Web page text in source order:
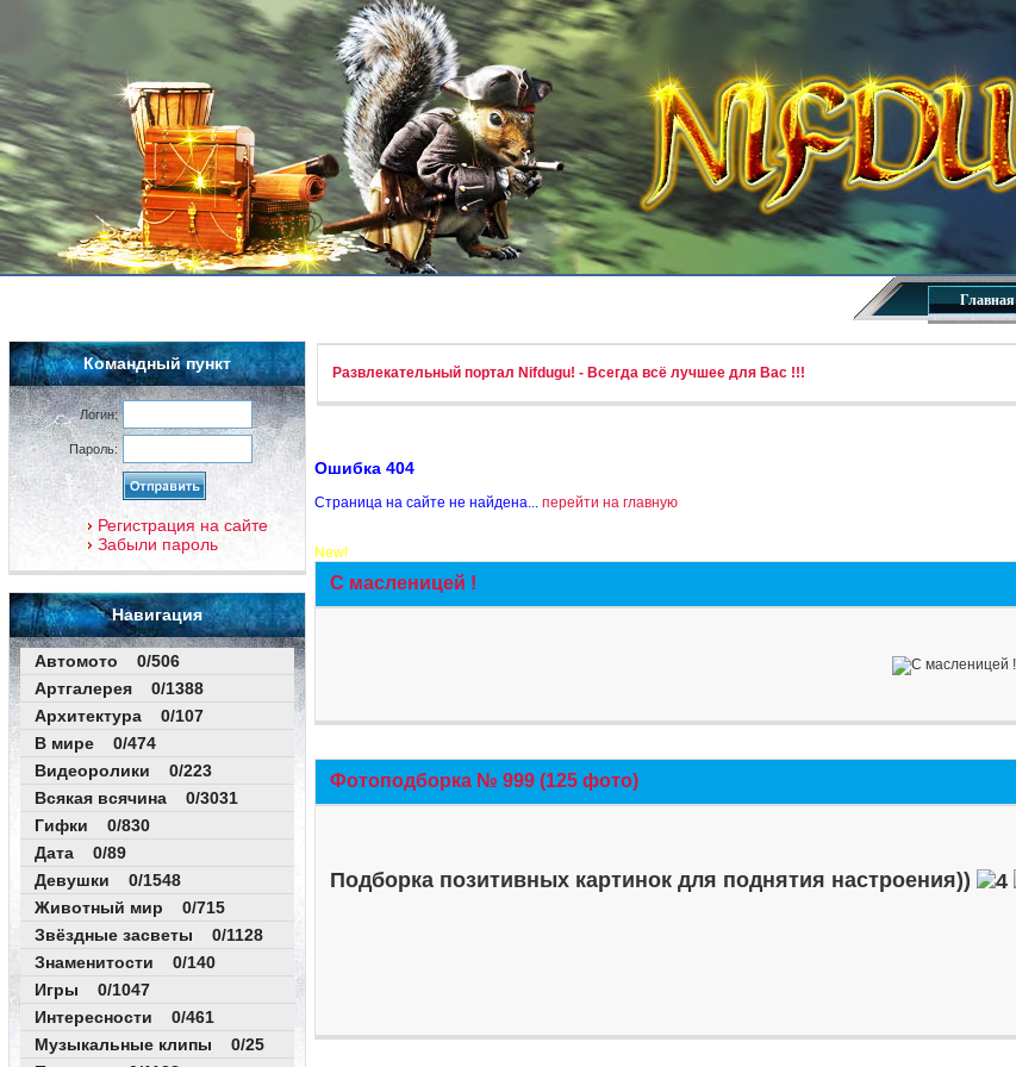
Главная
Командный пункт
Логин:
Пароль:
Регистрация на сайте
Забыли пароль
Навигация
Автомото 0/506
Артгалерея 0/1388
Архитектура 0/107
В мире 0/474
Видеоролики 0/223
Всякая всячина 0/3031
Гифки 0/830
Дата 0/89
Девушки 0/1548
Животный мир 0/715
Звёздные засветы 0/1128
Знаменитости 0/140
Игры 0/1047
Интересности 0/461
Музыкальные клипы 0/25
Развлекательный портал Nifdugu! - Всегда всё лучшее для Вас !!!
Ошибка 404
Страница на сайте не найдена... перейти на главную
New!
С масленицей !
Фотоподборка № 999 (125 фото)
Подборка позитивных картинок для поднятия настроения))